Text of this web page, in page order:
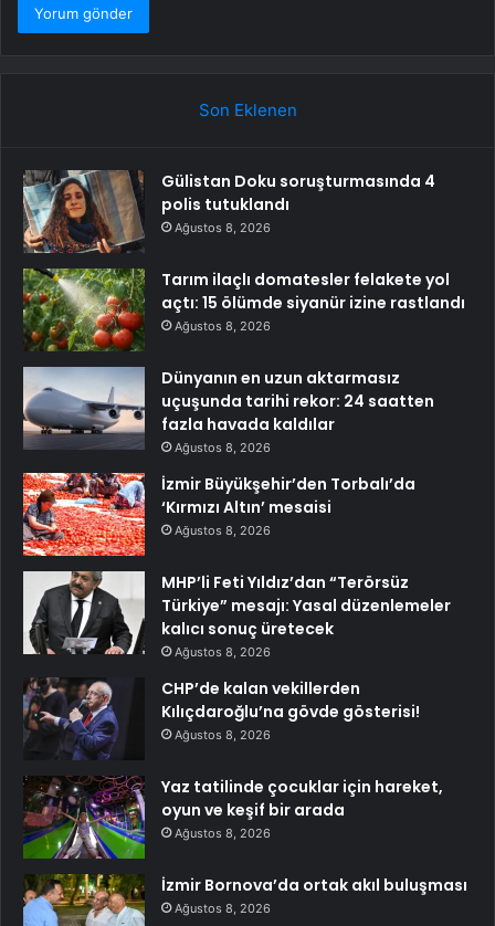
Son Eklenen
Gülistan Doku soruşturmasında 4
polis tutuklandı
Ağustos 8, 2026
Tarım ilaçlı domatesler felakete yol
açtı: 15 ölümde siyanür izine rastlandı
Ağustos 8, 2026
Dünyanın en uzun aktarmasız
uçuşunda tarihi rekor: 24 saatten
fazla havada kaldılar
Ağustos 8, 2026
İzmir Büyükşehir’den Torbalı’da
‘Kırmızı Altın’ mesaisi
Ağustos 8, 2026
MHP’li Feti Yıldız’dan “Terörsüz
Türkiye” mesajı: Yasal düzenlemeler
kalıcı sonuç üretecek
Ağustos 8, 2026
CHP’de kalan vekillerden
Kılıçdaroğlu’na gövde gösterisi!
Ağustos 8, 2026
Yaz tatilinde çocuklar için hareket,
oyun ve keşif bir arada
Ağustos 8, 2026
İzmir Bornova’da ortak akıl buluşması
Ağustos 8, 2026